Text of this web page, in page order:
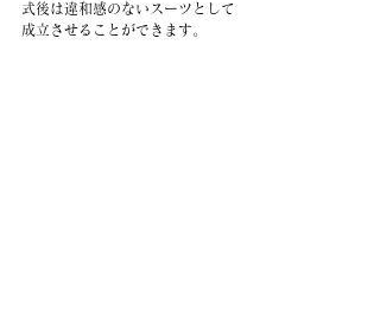
式後は違和感のないスーツとして
成立させることができます。